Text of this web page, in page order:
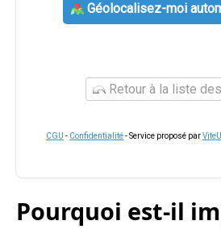
Géolocalisez-moi
Retour à la liste
CGU - Confidentialité- Service proposé par
Pourquoi est-il